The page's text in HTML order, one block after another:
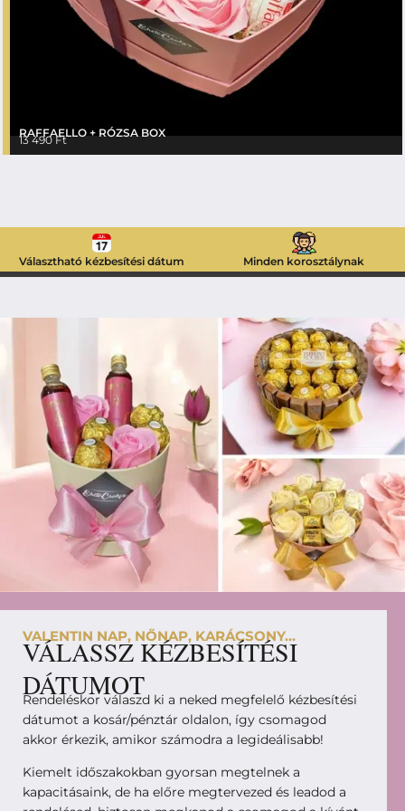
RAFFAELLO + RÓZSA BOX
13 490Ft
Választható kézbesítési dátum Minden korosztálynak
VALENTIN NAP, NŐNAP, KARÁCSONY...
VÁLASSZ KÉZBESÍTÉSI
DÁTUMOT
Rendeléskor válaszd ki a neked megfelelő kézbesítési
dátumot a kosár/pénztár oldalon, így csomagod
akkor érkezik, amikor számodra a legideálisabb!
Kiemelt időszakokban gyorsan megtelnek a
kapacitásaink, de ha előre megtervezed és leadod a